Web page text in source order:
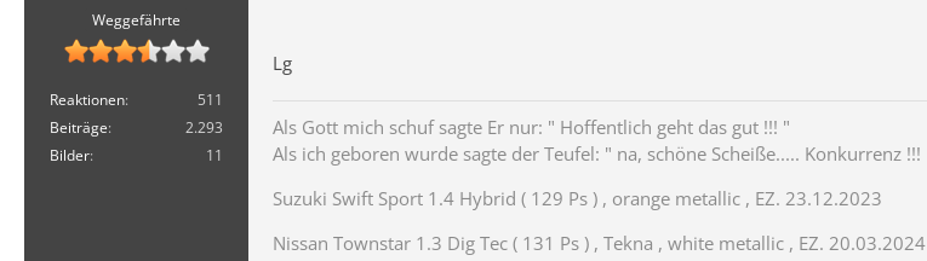
Weggefährte
Reaktionen
511
Beiträge
2.293
Bilder
11
Lg
Als Gott mich schuf sagte Er nur: " Hoffentlich geht das gut !!! "
Als ich geboren wurde sagte der Teufel: " na, schöne Scheiße..... Konkurrenz !!!
Suzuki Swift Sport 1.4 Hybrid ( 129 Ps ) , orange metallic , EZ. 23.12.2023
Nissan Townstar 1.3 Dig Tec ( 131 Ps ) , Tekna , white metallic , EZ. 20.03.2024